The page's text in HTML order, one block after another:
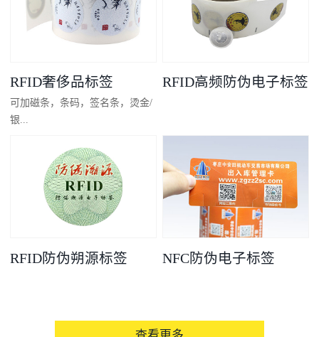
RFID奢侈品标签
可加磁条，条码，签名条，烫金/
银...
凸码，金/银底
RFID高频防伪电子标签
RFID防伪朔源标签 NFC防伪电子标签